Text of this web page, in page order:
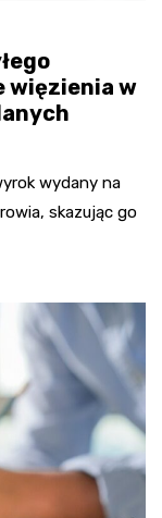
więzienia w
wydany na
skazując go